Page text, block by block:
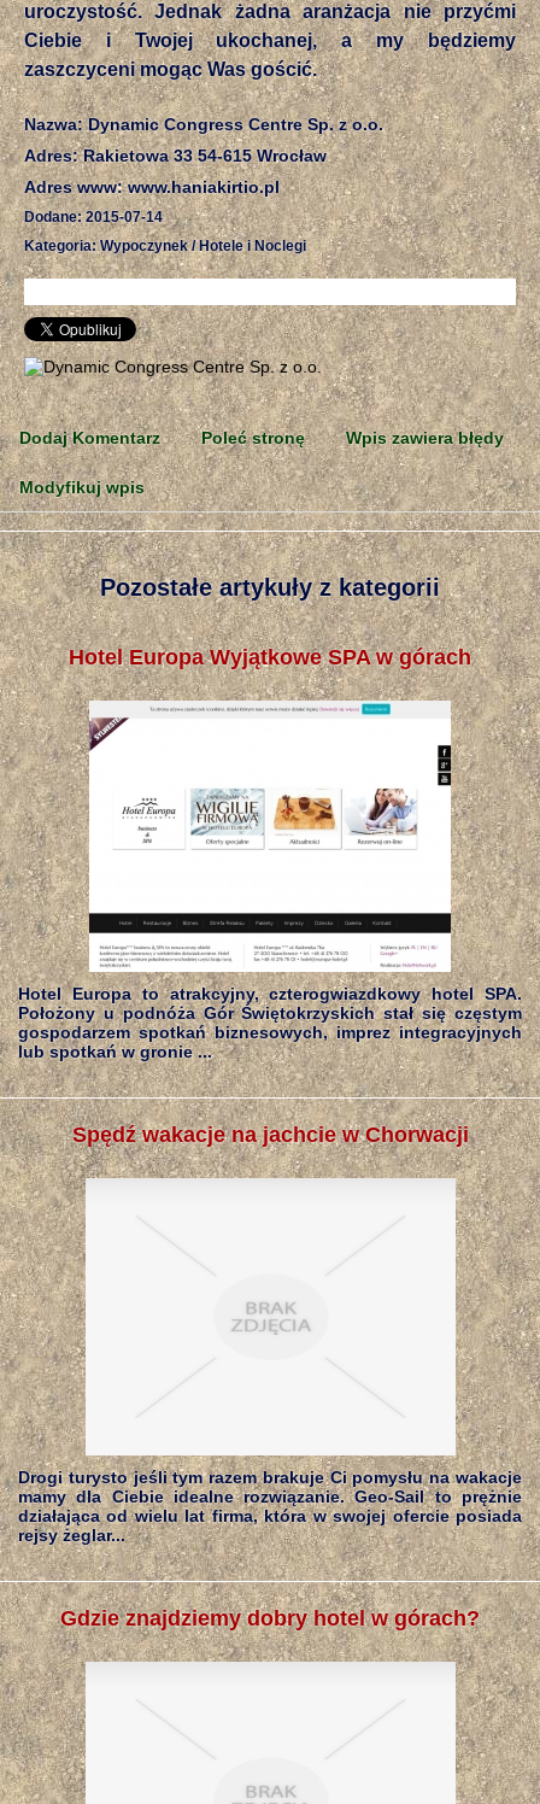
uroczystość. Jednak żadna aranżacja nie przyćmi
Ciebie i Twojej ukochanej, a my będziemy
zaszczyceni mogąc Was gościć.
Nazwa: Dynamic Congress Centre Sp. z o.o.
Adres: Rakietowa 33 54-615 Wrocław
Adres www: www.haniakirtio.pl
Dodane: 2015-07-14
Kategoria: Wypoczynek / Hotele i Noclegi
Dodaj Komentarz Poleć stronę Wpis zawiera błędy
Modyfikuj wpis
Pozostałe artykuły z kategorii
Hotel Europa Wyjątkowe SPA w górach
Hotel Europa to atrakcyjny, czterogwiazdkowy hotel SPA.
Położony u podnóża Gór Świętokrzyskich stał się częstym
gospodarzem spotkań biznesowych, imprez integracyjnych
lub spotkań w gronie ...
Spędź wakacje na jachcie w Chorwacji
Drogi turysto jeśli tym razem brakuje Ci pomysłu na wakacje
mamy dla Ciebie idealne rozwiązanie. Geo-Sail to prężnie
działająca od wielu lat firma, która w swojej ofercie posiada
rejsy żeglar...
Gdzie znajdziemy dobry hotel w górach?